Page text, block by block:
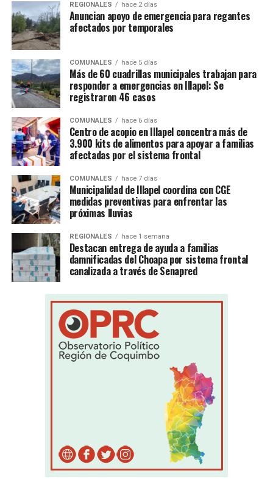
REGIONALES hace 2 días
Anuncian apoyo de emergencia para regantes
afectados por temporales
COMUNALES hace 5 días
Más de 60 cuadrillas municipales trabajan para
responder a emergencias en Illapel: Se
registraron 46 casos
COMUNALES hace 6 días
Centro de acopio en Illapel concentra más de
3.900 kits de alimentos para apoyar a familias
afectadas por el sistema frontal
COMUNALES hace 7 días
Municipalidad de Illapel coordina con CGE
medidas preventivas para enfrentar las
próximas lluvias
REGIONALES hace 1 semana
Destacan entrega de ayuda a familias
damnificadas del Choapa por sistema frontal
canalizada a través de Senapred